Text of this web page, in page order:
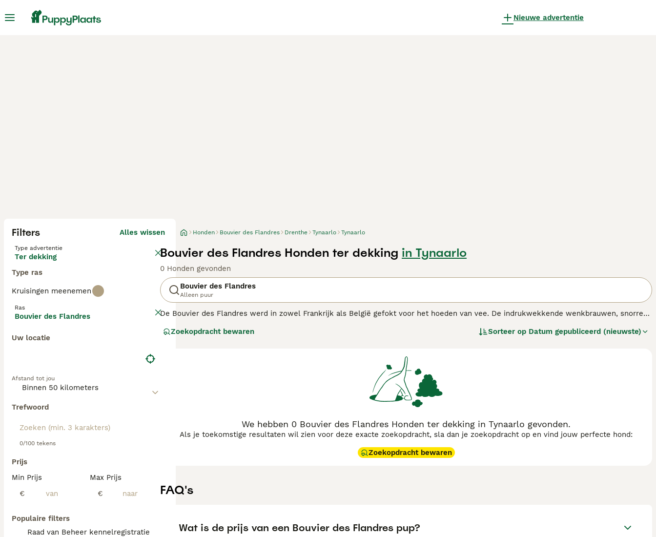
Nieuwe advertentie
Filters Alles wissen
Type advertentie
Ter dekking
Type ras
Kruisingen meenemen
Ras
Bouvier des Flandres
Uw locatie
Afstand tot jou
Trefwoord
0/100 tekens
Prijs
Min Prijs
€
Max Prijs
€
Populaire filters
Raad van Beheer kennelregistratie
Honden Bouvier des Flandres Drenthe Tynaarlo Tynaarlo
Bouvier des Flandres Honden ter dekking in Tynaarlo
0 Honden gevonden
Bouvier des Flandres
Alleen puur
De Bouvier des Flandres werd in zowel Frankrijk als België gefokt voor het hoeden van vee. De indrukwekkende wenkbrauwen, snorren
als vriendelijk en evenwichtig van karakter. Als zodanig zijn ze altijd erg populair geweest in Europa als gezelschaps- en gezinshonden.
Zoekopdracht bewaren Sorteer op Datum gepubliceerd (nieuwste)
We hebben 0 Bouvier des Flandres Honden ter dekking in Tynaarlo gevonden.
Als je toekomstige resultaten wil zien voor deze exacte zoekopdracht, sla dan je zoekopdracht op en vind jouw perfecte hond:
Zoekopdracht bewaren
FAQ's
Wat is de prijs van een Bouvier des Flandres pup?